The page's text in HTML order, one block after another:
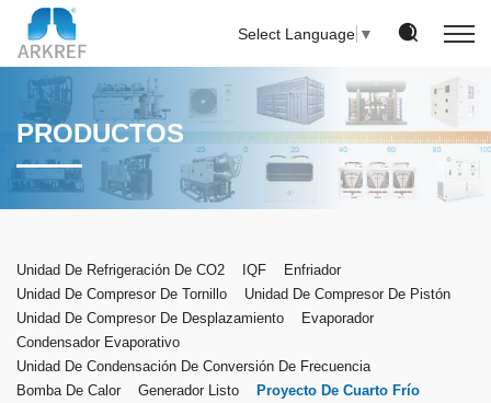
Select Language ▼
PRODUCTOS
Unidad De Refrigeración De CO2 IQF
Enfriador
Unidad De Compresor De Tornillo
Unidad De Compresor De Pistón
Unidad De Compresor De Desplazamiento
Evaporador
Condensador Evaporativo
Unidad De Condensación De Conversión De Frecuencia
Bomba De Calor
Generador Listo
Proyecto De Cuarto Frío